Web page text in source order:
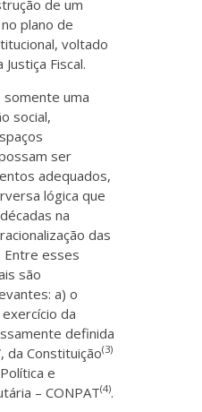
de um
plano de
voltado
Fiscal.
uma
social,
ser
adequados,
lógica que
na
das
Entre esses
são
a) o
da
definida
da Constituição(3)
e
– CONPAT(4).